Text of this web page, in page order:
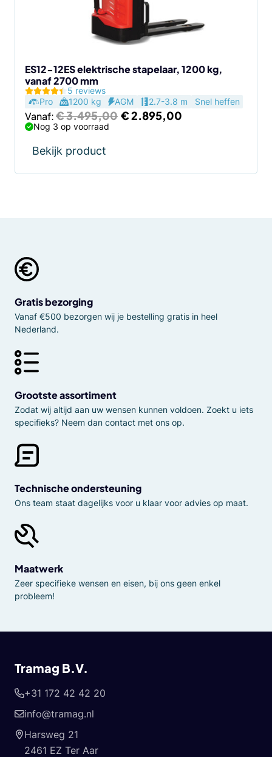
ES12-12ES elektrische stapelaar, 1200 kg,
vanaf 2700 mm
5 reviews
Pro
1200 kg AGM 2.7-3.8 m Snel heffen
Vanaf:€3.495,00 Oorspronkelijke
prijs
€2.895,00
Nog 3 op voorraad
Bekijk product
de
productpagina
Gratis bezorging
Vanaf €500 bezorgen wij je bestelling gratis in heel
Nederland.
Grootste assortiment
Zodat wij altijd aan uw wensen kunnen voldoen. Zoekt u iets
specifieks? Neem dan contact met ons op.
Technische ondersteuning
Ons team staat dagelijks voor u klaar voor advies op maat.
Maatwerk
Zeer specifieke wensen en eisen, bij ons geen enkel
probleem!
Tramag B.V.
+31 172 42 42 20
info@tramag.nl
Harsweg 21
2461 EZ Ter Aar